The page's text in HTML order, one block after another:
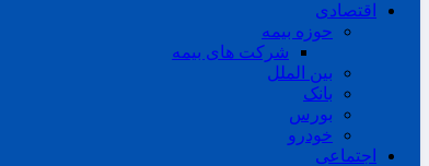
اقتصادی
حوزه بیمه
شرکت های بیمه
بین الملل
بانک
بورس
خودرو
اجتماعی